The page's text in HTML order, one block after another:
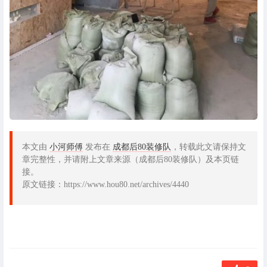
本文由 小河师傅 发布在 成都后80装修队 ，转载此文请保持文
章完整性，并请附上文章来源（成都后80装修队）及本页链
接。
原文链接：https://www.hou80.net/archives/4440